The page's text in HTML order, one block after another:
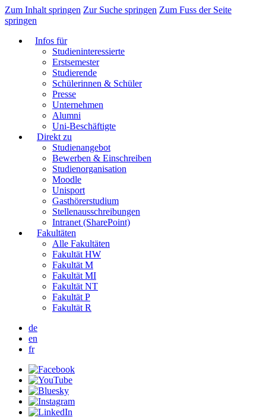
Zum Inhalt springen Zur Suche springen Zum Fuss der Seite
springen
Infos für
Studieninteressierte
Erstsemester
Studierende
Schülerinnen & Schüler
Presse
Unternehmen
Alumni
Uni-Beschäftigte
Direkt zu
Studienangebot
Bewerben & Einschreiben
Studienorganisation
Moodle
Unisport
Gasthörerstudium
Stellenausschreibungen
Intranet (SharePoint)
Fakultäten
Alle Fakultäten
Fakultät HW
Fakultät M
Fakultät MI
Fakultät NT
Fakultät P
Fakultät R
de
en
fr